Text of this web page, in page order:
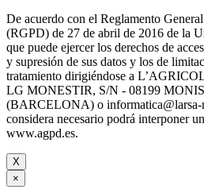
De acuerdo con el Reglamento
(RGPD) de 27 de abril de 2016 de la
que puede ejercer los derechos de
y supresión de sus datos y los de
tratamiento dirigiéndose a
LG MONESTIR, S/N - 08199
(BARCELONA) o informatica@larsa-
considera necesario podrá interponer
www.agpd.es.
X
×